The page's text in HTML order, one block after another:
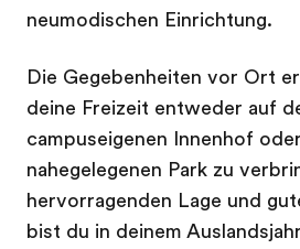
neumodischen Einrichtung.
Die Gegebenheiten vor Ort
deine Freizeit entweder auf
campuseigenen Innenhof
nahegelegenen Park zu
hervorragenden Lage und
bist du in deinem